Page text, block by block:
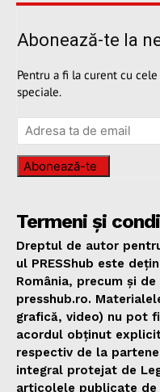
Abonează-te la
Pentru a fi la curent cu
speciale.
Abonează-te
Termeni și
Dreptul de autor
ul PRESShub este
România, precum și
presshub.ro.
grafică, video) nu pot
acordul obținut
respectiv de la
integral protejat de
articolele publicate de